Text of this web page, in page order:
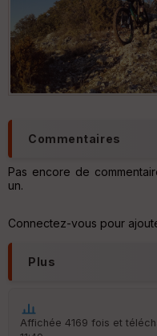
Commentaires
Pas encore de
un.
Connectez-vous pour
Plus
Affichée 4169 fois et